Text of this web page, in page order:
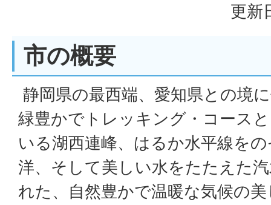
更新
市の概要
静岡県の最西端、愛知県との境
緑豊かでトレッキング・コース
いる湖西連峰、はるか水平線を
洋、そして美しい水をたたえた
れた、自然豊かで温暖な気候の